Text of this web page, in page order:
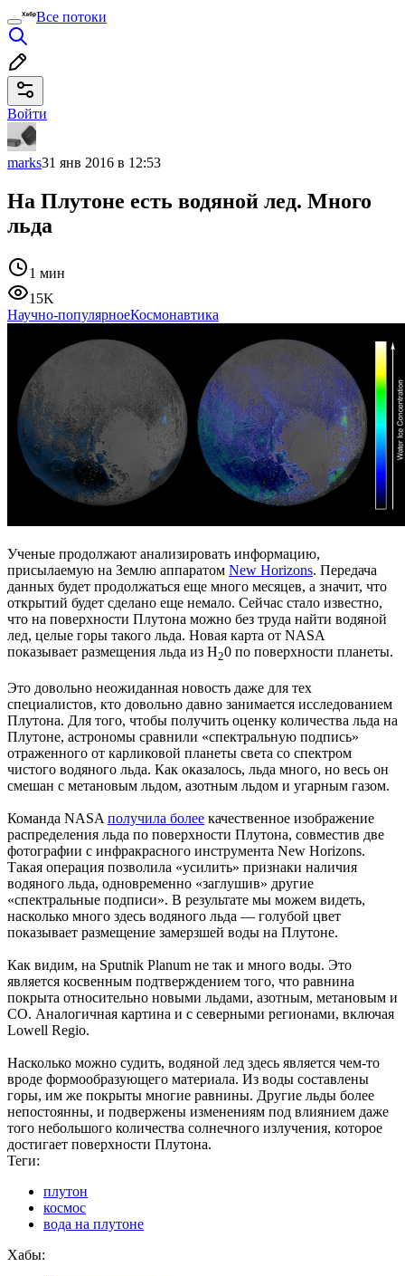
Все потоки
Войти
marks31 янв 2016 в 12:53
На Плутоне есть водяной лед. Много
льда
1 мин
15K
Научно-популярноеКосмонавтика
Ученые продолжают анализировать информацию,
присылаемую на Землю аппаратом New Horizons. Передача
данных будет продолжаться еще много месяцев, а значит, что
открытий будет сделано еще немало. Сейчас стало известно,
что на поверхности Плутона можно без труда найти водяной
лед, целые горы такого льда. Новая карта от NASA
показывает размещения льда из H20 по поверхности планеты.
Это довольно неожиданная новость даже для тех
специалистов, кто довольно давно занимается исследованием
Плутона. Для того, чтобы получить оценку количества льда на
Плутоне, астрономы сравнили «спектральную подпись»
отраженного от карликовой планеты света со спектром
чистого водяного льда. Как оказалось, льда много, но весь он
смешан с метановым льдом, азотным льдом и угарным газом.
Команда NASA получила более качественное изображение
распределения льда по поверхности Плутона, совместив две
фотографии с инфракрасного инструмента New Horizons.
Такая операция позволила «усилить» признаки наличия
водяного льда, одновременно «заглушив» другие
«спектральные подписи». В результате мы можем видеть,
насколько много здесь водяного льда — голубой цвет
показывает размещение замерзшей воды на Плутоне.
Как видим, на Sputnik Planum не так и много воды. Это
является косвенным подтверждением того, что равнина
покрыта относительно новыми льдами, азотным, метановым и
СО. Аналогичная картина и с северными регионами, включая
Lowell Regio.
Насколько можно судить, водяной лед здесь является чем-то
вроде формообразующего материала. Из воды составлены
горы, им же покрыты многие равнины. Другие льды более
непостоянны, и подвержены изменениям под влиянием даже
того небольшого количества солнечного излучения, которое
достигает поверхности Плутона.
Теги:
плутон
космос
вода на плутоне
Хабы: